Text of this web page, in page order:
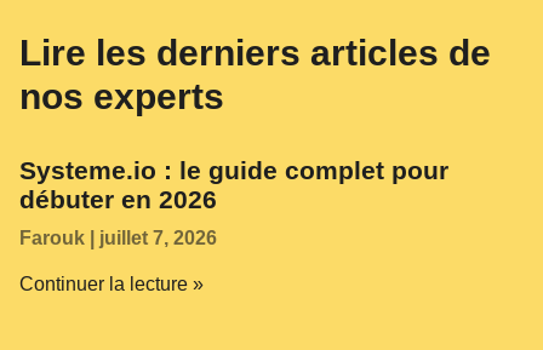
Lire les derniers articles de
nos experts
Systeme.io : le guide complet pour
débuter en 2026
Farouk juillet 7, 2026
Continuer la lecture »